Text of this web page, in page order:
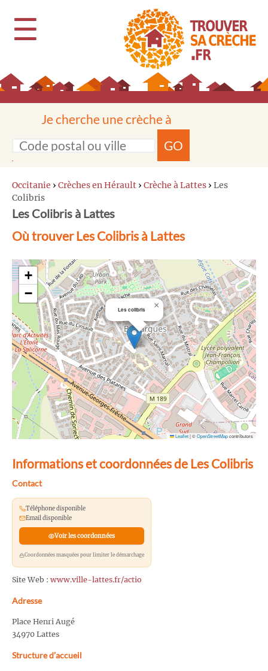
☰
Je cherche une crèche à
GO
Occitanie › Crèches en Hérault › Crèche à Lattes › Les
Colibris
Les Colibris à Lattes
Où trouver Les Colibris à Lattes
Les colibris ×
+
−
Leaflet|©OpenStreetMapcontributors
Informations et coordonnées de Les Colibris
Contact
Téléphone disponible
Email disponible
Voir les coordonnées
Coordonnées masquées pour limiter le démarchage
Site Web : www.ville-lattes.fr/actio
Adresse
Place Henri Augé
34970 Lattes
Structure d’accueil